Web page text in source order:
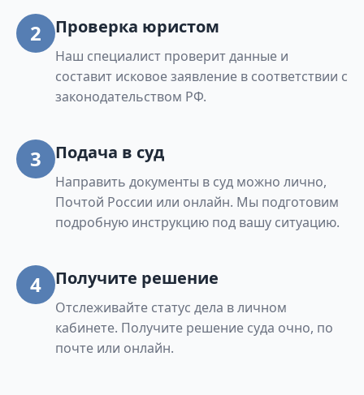
2 Проверка юристом
Наш специалист проверит данные и
составит исковое заявление в соответствии с
законодательством РФ.
3 Подача в суд
Направить документы в суд можно лично,
Почтой России или онлайн. Мы подготовим
подробную инструкцию под вашу ситуацию.
4 Получите решение
Отслеживайте статус дела в личном
кабинете. Получите решение суда очно, по
почте или онлайн.